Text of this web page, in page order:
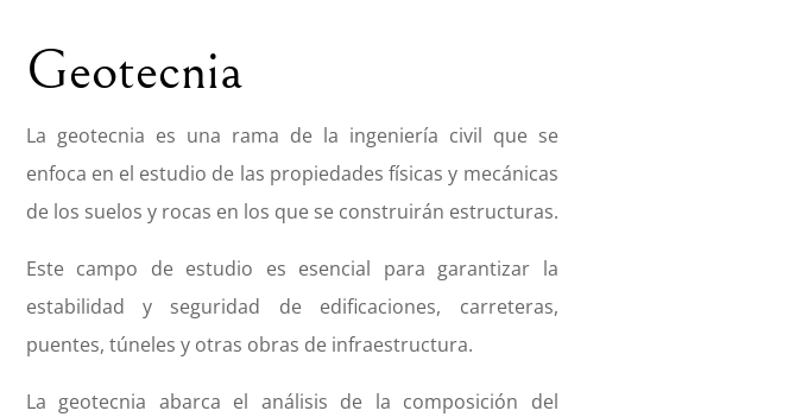
Geotecnia
La geotecnia es una rama de la ingeniería civil que se
enfoca en el estudio de las propiedades físicas y mecánicas
de los suelos y rocas en los que se construirán estructuras.
Este campo de estudio es esencial para garantizar la
estabilidad y seguridad de edificaciones, carreteras,
puentes, túneles y otras obras de infraestructura.
La geotecnia abarca el análisis de la composición del